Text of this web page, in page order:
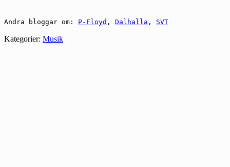
Andra bloggar om: P-Floyd , Dalhalla , SVT
Kategorier: Musik